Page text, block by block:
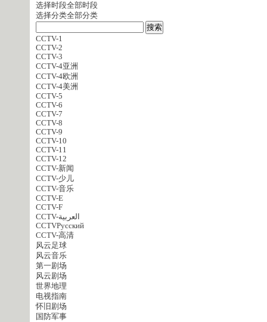
选择时段全部时段
选择分类全部分类
CCTV-1
CCTV-2
CCTV-3
CCTV-4亚洲
CCTV-4欧洲
CCTV-4美洲
CCTV-5
CCTV-6
CCTV-7
CCTV-8
CCTV-9
CCTV-10
CCTV-11
CCTV-12
CCTV-新闻
CCTV-少儿
CCTV-音乐
CCTV-E
CCTV-F
CCTV-العربية
CCTVPусский
CCTV-高清
风云足球
风云音乐
第一剧场
风云剧场
世界地理
电视指南
怀旧剧场
国防军事